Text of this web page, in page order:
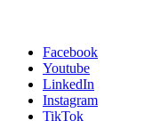
Facebook
Youtube
LinkedIn
Instagram
TikTok